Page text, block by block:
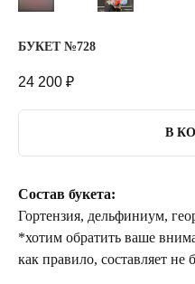
БУКЕТ №728
24 200 ₽
В
Состав букета:
Гортензия, дельфиниум,
*хотим обратить ваше
как правило, составляет не